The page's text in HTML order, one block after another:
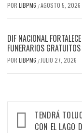
POR LIBPM6 /AGOSTO 5, 2026
DIF NACIONAL
FUNERARIOS GRATUITOS
POR LIBPM6 / JULIO 27, 2026
TENDRÁ
CON EL LAGO